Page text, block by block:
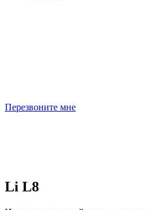
Перезвоните мне
Li L8